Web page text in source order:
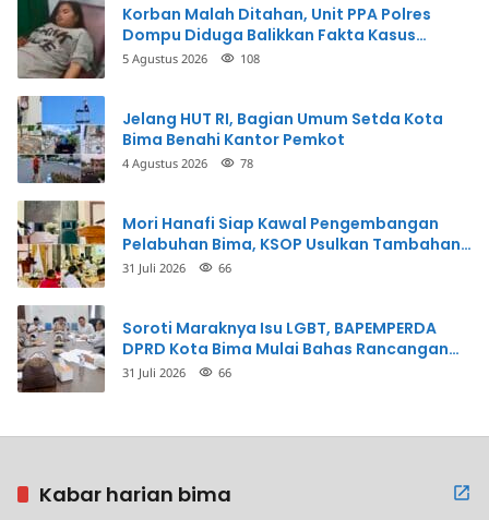
Korban Malah Ditahan, Unit PPA Polres
Dompu Diduga Balikkan Fakta Kasus
Penganiayaan
5 Agustus 2026 108
Jelang HUT RI, Bagian Umum Setda Kota
Bima Benahi Kantor Pemkot
4 Agustus 2026 78
Mori Hanafi Siap Kawal Pengembangan
Pelabuhan Bima, KSOP Usulkan Tambahan
Dermaga Rp400 Miliar
31 Juli 2026 66
Soroti Maraknya Isu LGBT, BAPEMPERDA
DPRD Kota Bima Mulai Bahas Rancangan
Perda Pencegahan
31 Juli 2026 66
Kabar harian bima